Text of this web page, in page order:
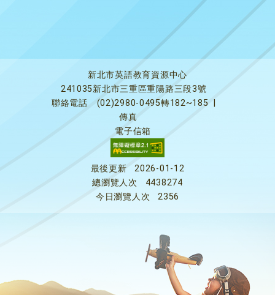
新北市英語教育資源中心
241035新北市三重區重陽路三段3號
聯絡電話
(02)2980-0495轉182~185
傳真
電子信箱
最後更新
2026-01-12
總瀏覽人次
4438274
今日瀏覽人次
2356